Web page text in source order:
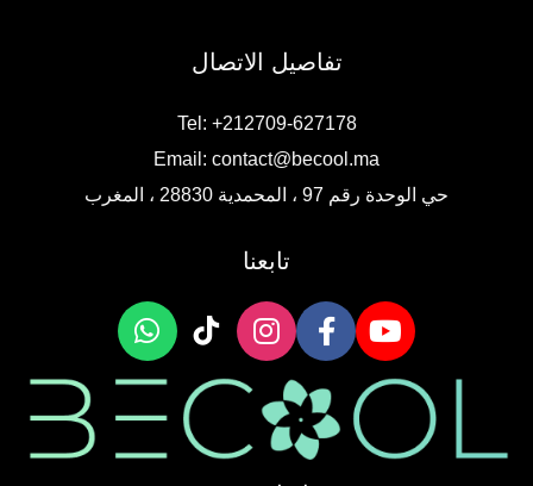
تفاصيل الاتصال
Tel: +212709-627178
Email: contact@becool.ma
حي الوحدة رقم 97 ، المحمدية 28830 ، المغرب
تابعنا